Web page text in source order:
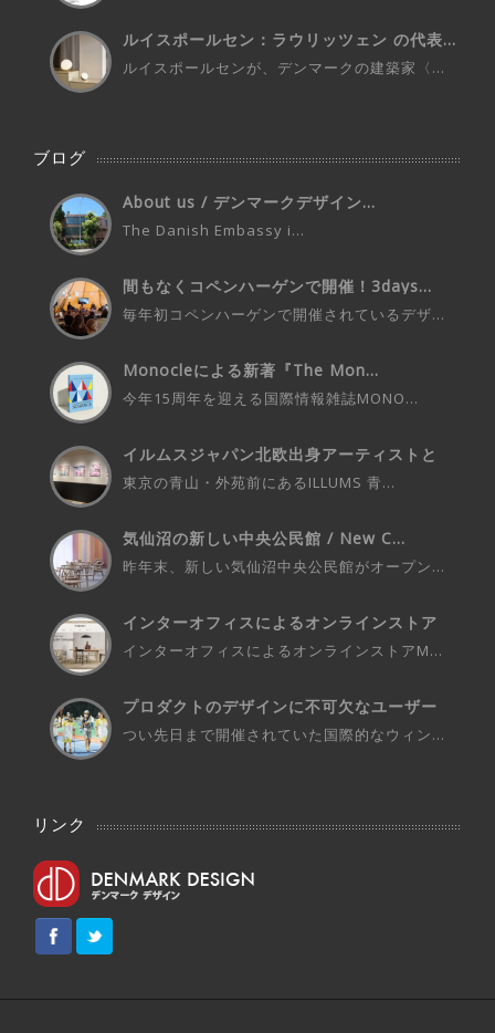
ルイスポールセン：ラウリッツェン の代表...
ルイスポールセンが、デンマークの建築家〈...
ブログ
About us / デンマークデザイン...
The Danish Embassy i...
間もなくコペンハーゲンで開催！3days...
毎年初コペンハーゲンで開催されているデザ...
Monocleによる新著『The Mon...
今年15周年を迎える国際情報雑誌MONO...
イルムスジャパン北欧出身アーティストと
の...
東京の青山・外苑前にあるILLUMS 青...
気仙沼の新しい中央公民館 / New C...
昨年末、新しい気仙沼中央公民館がオープン...
インターオフィスによるオンラインストア
インターオフィスによるオンラインストアM...
プロダクトのデザインに不可欠なユーザー
つい先日まで開催されていた国際的なウィン...
リンク